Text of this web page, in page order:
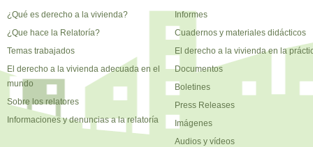
¿Qué es derecho a la vivienda?
¿Que hace la Relatoría?
Temas trabajados
El derecho a la vivienda adecuada en el
mundo
Sobre los relatores
Informaciones y denuncias a la relatoría
Informes
Cuadernos y materiales didácticos
El derecho a la vivienda en la
Documentos
Boletines
Press Releases
Imágenes
Audios y vídeos